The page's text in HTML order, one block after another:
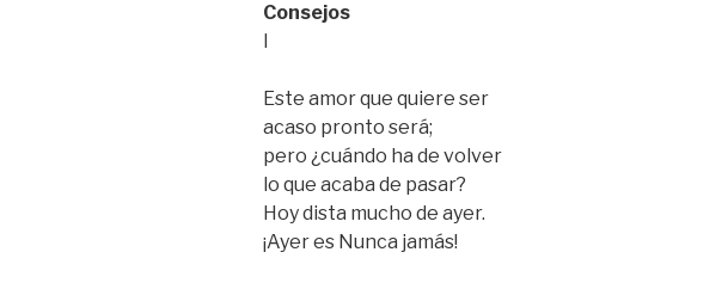
Consejos
I
Este amor que quiere ser
acaso pronto será;
pero ¿cuándo ha de volver
lo que acaba de pasar?
Hoy dista mucho de ayer.
¡Ayer es Nunca jamás!